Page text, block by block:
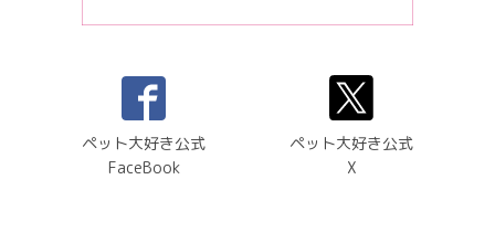
ペット大好き公式
FaceBook
ペット大好き公式
X